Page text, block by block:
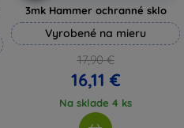
3mk Hammer ochranné sklo
Vyrobené na mieru
17,90 €
16,11 €
Na sklade 4 ks